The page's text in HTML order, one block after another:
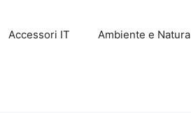
Accessori IT Ambiente e Natura